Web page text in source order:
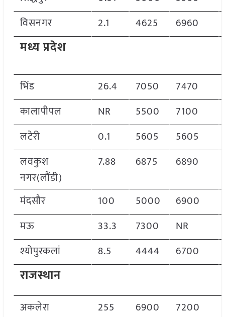
विसनगर
2.1 4625 6960
मध्य प्रदेश
भिंड 26.4 7050
7470
कालापीपल
NR 5500
7100
लटेरी
0.1 5605
5605
लवकुश
नगर(लौंडी)
7.88 6875 6890
मंदसौर 100 5000
6900
मऊ
33.3 7300
NR
श्योपुरकलां
8.5 4444 6700
राजस्थान
अकलेरा 255 6900
7200